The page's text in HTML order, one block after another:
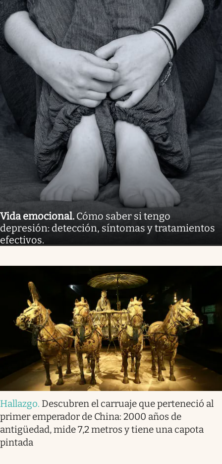
Vida emocional. Cómo saber si tengo
depresión: detección, síntomas y tratamientos
efectivos.
Hallazgo. Descubren el carruaje que perteneció al
primer emperador de China: 2000 años de
antigüedad, mide 7,2 metros y tiene una capota
pintada